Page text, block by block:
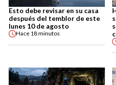
Esto debe revisar en su casa
después del temblor de este
lunes 10 de agosto
Hace 18 minutos